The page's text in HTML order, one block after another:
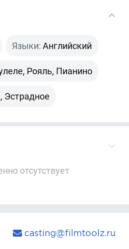
Языки: Английский
Рояль, Пианино
Эстрадное
отсутствует
casting@filmtoolz.ru